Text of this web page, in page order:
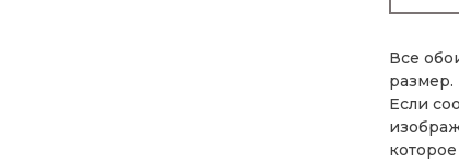
Все
размер.
Если